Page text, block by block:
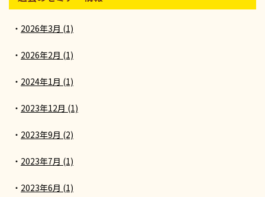
2026年3月 (1)
2026年2月 (1)
2024年1月 (1)
2023年12月 (1)
2023年9月 (2)
2023年7月 (1)
2023年6月 (1)